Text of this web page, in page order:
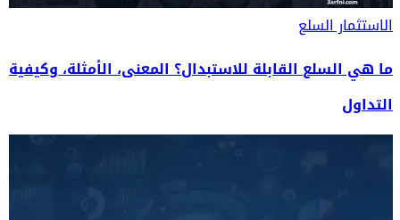
الاستثمارالسلع
ما هي السلع القابلة للاستبدال؟ المعنى، الأمثلة، وكيفية
التداول